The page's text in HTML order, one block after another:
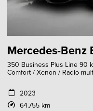
Mercedes-Benz
350 Business Plus Line 90
Comfort / Xenon / Radio
2023
64.755 km